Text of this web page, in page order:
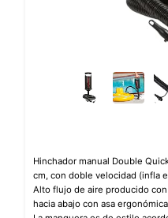
Hinchador manual Double
cm, con doble velocidad (infla
Alto flujo de aire producido
hacia abajo con asa ergonómica